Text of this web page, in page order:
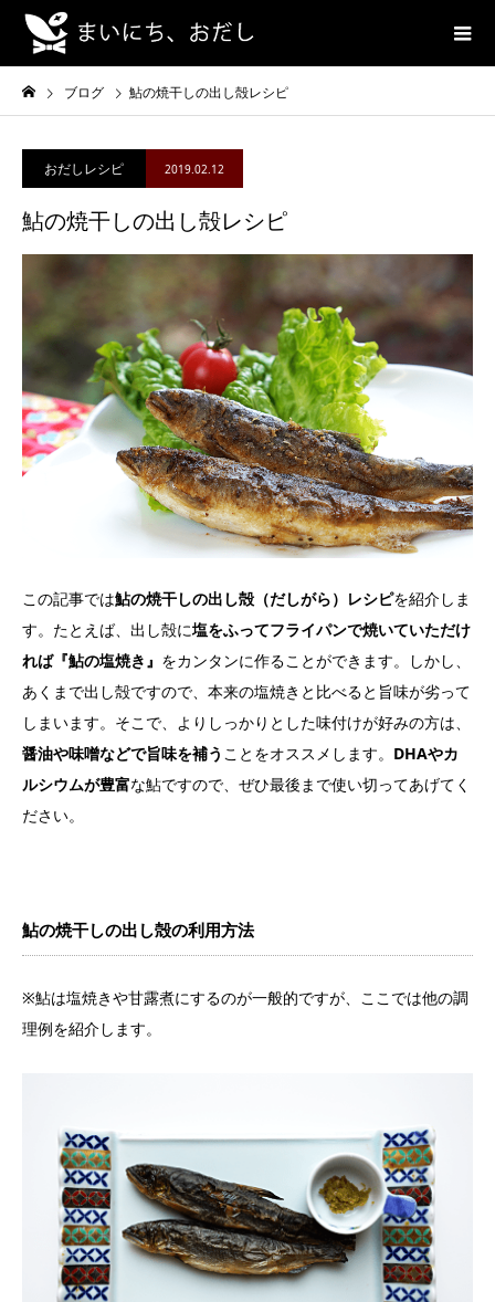
ブログ 鮎の焼干しの出し殻レシピ
おだしレシピ 2019.02.12
鮎の焼干しの出し殻レシピ
この記事では鮎の焼干しの出し殻（だしがら）レシピを紹介しま
す。たとえば、出し殻に塩をふってフライパンで焼いていただけ
れば『鮎の塩焼き』 をカンタンに作ることができます。しかし、
あくまで出し殻ですので、本来の塩焼きと比べると旨味が劣って
しまいます。そこで、よりしっかりとした味付けが好みの方は、
醤油や味噌などで旨味を補う ことをオススメします。 DHAやカ
ルシウムが豊富な鮎ですので、ぜひ最後まで使い切ってあげてく
ださい。
鮎の焼干しの出し殻の利用方法
※鮎は塩焼きや甘露煮にするのが一般的ですが、ここでは他の調
理例を紹介します。